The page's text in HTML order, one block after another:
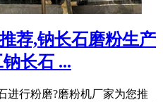
荐,钠长石磨粉生产
长石 ...
进行粉磨?磨粉机厂家为您推